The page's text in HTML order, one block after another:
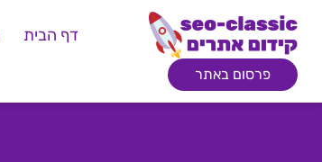
דף הבית
פרסום באתר